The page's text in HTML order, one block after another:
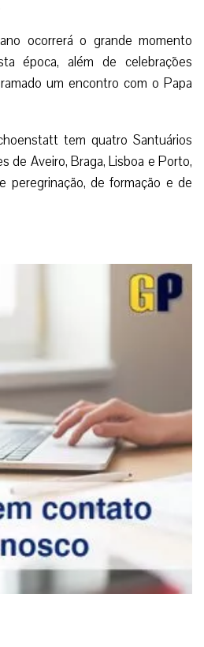
ocorrerá o grande momento
época, além de celebrações
um encontro com o Papa
tem quatro Santuários
de Aveiro, Braga, Lisboa e Porto,
peregrinação, de formação e de